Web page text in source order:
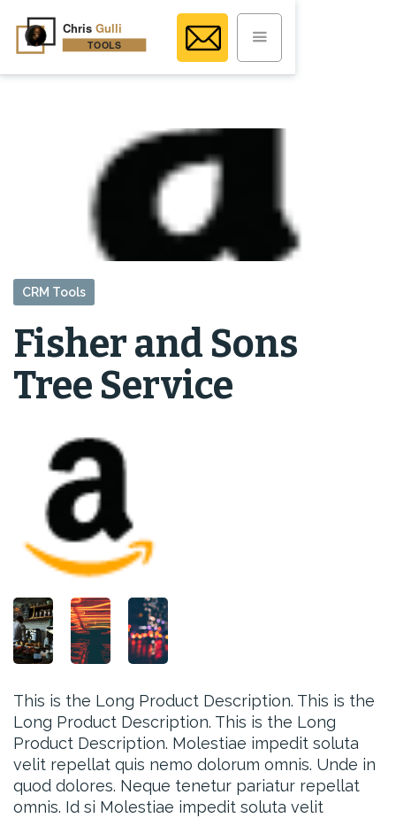
CRM Tools
Fisher and Sons
Tree Service
This is the Long Product Description. This is the
Long Product Description. This is the Long
Product Description. Molestiae impedit soluta
velit repellat quis nemo dolorum omnis. Unde in
quod dolores. Neque tenetur pariatur repellat
omnis. Id si Molestiae impedit soluta velit